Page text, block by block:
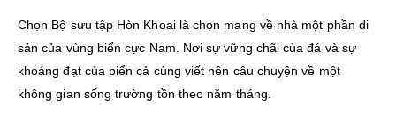
Chọn Bộ sưu tập Hòn Khoai là chọn mang về nhà một phần di
sản của vùng biển cực Nam. Nơi sự vững chãi của đá và sự
khoáng đạt của biển cả cùng viết nên câu chuyện về một
không gian sống trường tồn theo năm tháng.